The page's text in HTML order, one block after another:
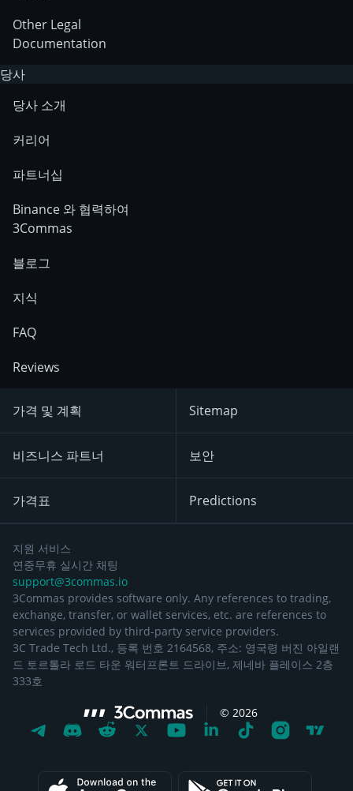
Other Legal
Documentation
당사
당사 소개
커리어
파트너십
Binance 와 협력하여
3Commas
블로그
지식
FAQ
Reviews
가격 및 계획
비즈니스 파트너
가격표
Sitemap
보안
Predictions
지원 서비스
연중무휴 실시간 채팅
support@3commas.io
3Commas provides software only. Any references to trading,
exchange, transfer, or wallet services, etc. are references to
services provided by third-party service providers.
3C Trade Tech Ltd., 등록 번호 2164568, 주소: 영국령 버진 아일랜
드 토르톨라 로드 타운 워터프론트 드라이브, 제네바 플레이스 2층
333호
© 2026